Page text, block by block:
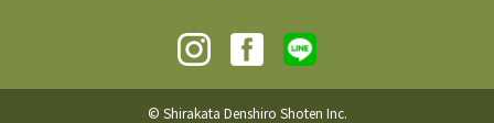
© Shirakata Denshiro Shoten Inc.